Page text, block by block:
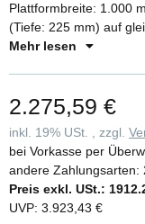
Plattformbreite: 1.000
(Tiefe: 225 mm) auf
(Gesamttrittfläche: 910
mm mit verschraubten
serienmäßig • Zweiter
erforderlich und gegen
mit robusten
durch Lieferung in
Montageanleitung •
Stufenbelastung 150
Mehr lesen
2.275,59 €
inkl. 19% USt. , zzgl.
bei Vorkasse per
andere Zahlungsarten:
Preis exkl. USt.:
UVP: 3.923,43 €